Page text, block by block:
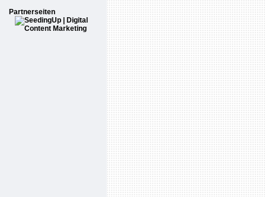
Partnerseiten